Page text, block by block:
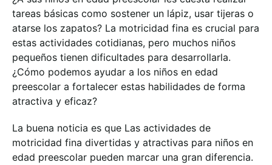
tareas básicas como sostener un lápiz, usar tijeras o
atarse los zapatos? La motricidad fina es crucial para
estas actividades cotidianas, pero muchos niños
pequeños tienen dificultades para desarrollarla.
¿Cómo podemos ayudar a los niños en edad
preescolar a fortalecer estas habilidades de forma
atractiva y eficaz?
La buena noticia es que Las actividades de
motricidad fina divertidas y atractivas para niños en
edad preescolar pueden marcar una gran diferencia.